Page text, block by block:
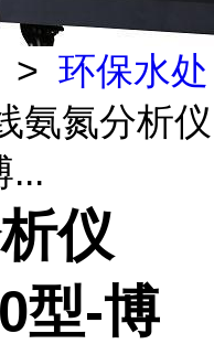
> 环保水处
氨氮分析仪
...
仪
型-博